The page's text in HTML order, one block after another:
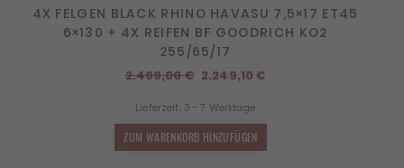
4X FELGEN BLACK RHINO HAVASU 7,5×17 ET45
6×130 + 4X REIFEN BF GOODRICH KO2
255/65/17
2.499,00€ Ursprünglicher
war:
2.499,00 €
2.249,10€Aktueller
Lieferzeit: 3 - 7 Werktage
ZUM WARENKORB HINZUFÜGEN